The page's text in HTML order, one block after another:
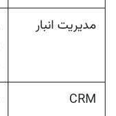
مدیریت انبار
CRM